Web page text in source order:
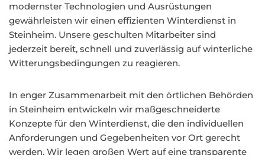
modernster Technologien und Ausrüstungen
gewährleisten wir einen effizienten Winterdienst in
Steinheim. Unsere geschulten Mitarbeiter sind
jederzeit bereit, schnell und zuverlässig auf winterliche
Witterungsbedingungen zu reagieren.
In enger Zusammenarbeit mit den örtlichen Behörden
in Steinheim entwickeln wir maßgeschneiderte
Konzepte für den Winterdienst, die den individuellen
Anforderungen und Gegebenheiten vor Ort gerecht
werden. Wir legen großen Wert auf eine transparente